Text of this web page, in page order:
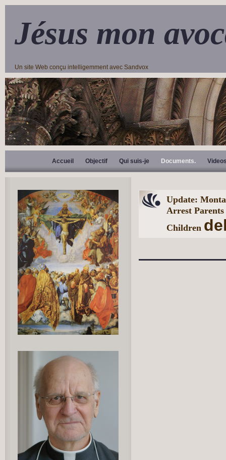
Jésus mon
Un site Web conçu intelligemment avec Sandvox
Accueil Objectif Qui suis-je Documents.
Update:
Arrest
Children